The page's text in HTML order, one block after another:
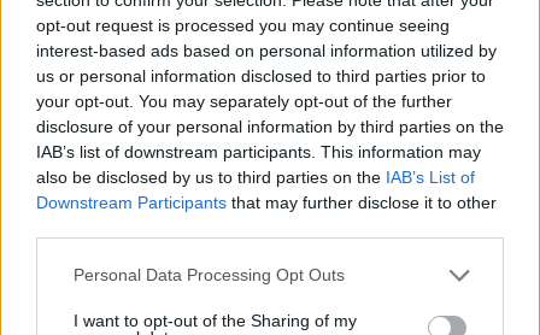
opt-out request is processed you may continue seeing
interest-based ads based on personal information utilized by
us or personal information disclosed to third parties prior to
your opt-out. You may separately opt-out of the further
disclosure of your personal information by third parties on the
IAB’s list of downstream participants. This information may
also be disclosed by us to third parties on the IAB’s List of
Downstream Participants that may further disclose it to other
Please note that this website/app uses one or more Google
not limited to your visit or usage behaviour. You may click to
Personal Data Processing Opt Outs
I want to opt-out of the Sharing of my
ΣΧΌΛΙΟ *
Απομένουν2500χαρακτήρες